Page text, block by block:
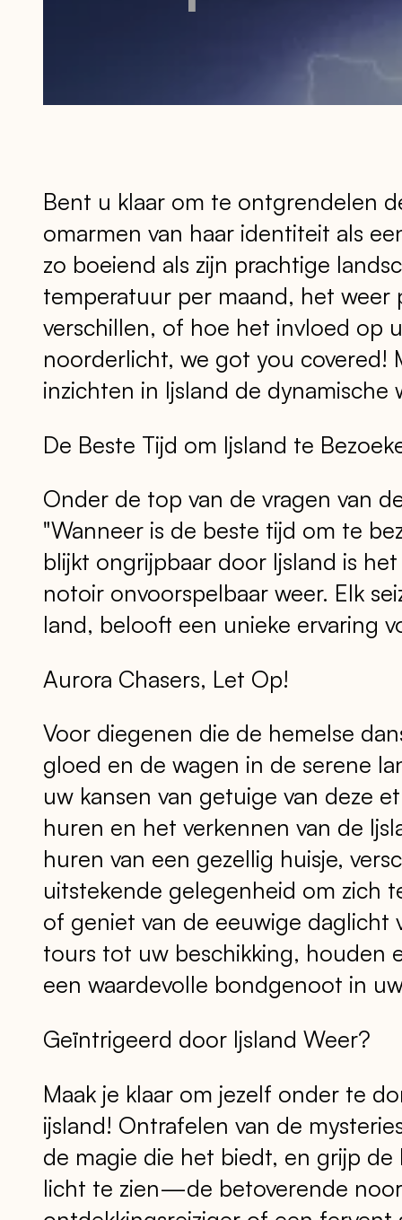
Bent u klaar om te ontgrendelen
omarmen van haar identiteit als
zo boeiend als zijn prachtige
temperatuur per maand, het
verschillen, of hoe het invloed op
noorderlicht, we got you covered!
inzichten in Ijsland de dynamische
De Beste Tijd om Ijsland te
Onder de top van de vragen van
"Wanneer is de beste tijd om te
blijkt ongrijpbaar door Ijsland is
notoir onvoorspelbaar weer. Elk
land, belooft een unieke ervaring
Aurora Chasers, Let Op!
Voor diegenen die de hemelse
gloed en de wagen in de serene
uw kansen van getuige van deze
huren en het verkennen van de
huren van een gezellig huisje,
uitstekende gelegenheid om zich
of geniet van de eeuwige daglicht
tours tot uw beschikking, houden
een waardevolle bondgenoot in
Geïntrigeerd door Ijsland Weer?
Maak je klaar om jezelf onder te
ijsland! Ontrafelen van de
de magie die het biedt, en grijp
licht te zien—de betoverende